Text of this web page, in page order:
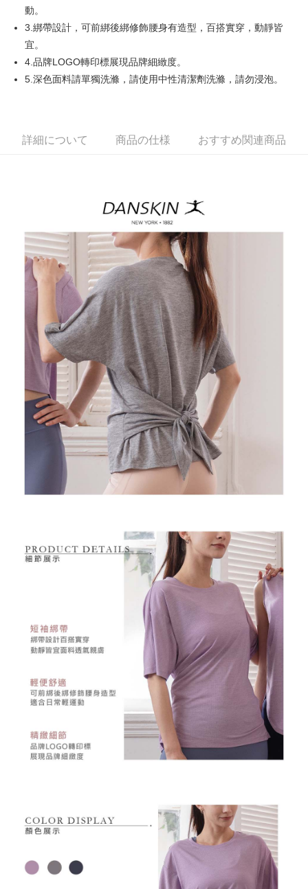
説明
一、 AFTEE代金後払いについて
1.お支払い方法でAFTEE代金後払いを選択すると、携帯電話認証ウィンド
ウが表示されます。
2.SMSで認証してお支払い手続を進めてください。
す。
はアプリの通知に従って、4大コンビニ、またはATM/オンラインバンキン
グでお支払いください。
お支払期限は、ショップが請求した期日と、AFTEEで延長できる日数をも
とに計算されます。AFTEEで注文すると、商品を受け取るまで支払い期限
を延長できますが、商品を期限内に受け取れない場合があります（例：予
約商品や商品到着日が比較的遅い商品）。そのため、商品到着の有無に関
わらず、AFTEEで指定された期限内にお支払いください。
二、支払い限度額
1.初回 AFTEEを ご利用の際に、認証結果及び当社の審査の結果に基づ
き、限度額が設定されます。
2.決済金額は最低NT$20です。
3.現在、台湾の会員のみご利用いただけます。
三、利用規約「AFTEE代金後払い」（以下当サービスという）はネットプ
ロテクションズ（以下 AFTEE という）が提供し、AFTEEが代金を徴収し
ます。当サービスご利用の際に提供しなければならない個人情報（注文者
の氏名、電話番号、受取人の氏名、電話番号、受取人住所を含むがこれに
限らない）は、AFTEEに渡され当サービスで必要な範囲内で利用されま
す。AFTEEの個人情報の収集、処理、利用について、詳細はAFTEE公式ホ
ームページの『個人情報の収集、処理及び利用に関する声明』をご参照く
https://aftee.tw/privacypolicy/）。
AFTEEの初回ご利用の際に、審査を通過すれば、最高額がNT$10,000にな
ります。支払い期限を過ぎた場合、その金額に基づいて年利20%の遅延滞
個人情報の処理、利用について疑問がある、または関連する法律の権利を
行使したい場合は、ネットプロテクションズ
cs_tw@netprotections.co.jp
にご連絡ください。上記に示した個人情報を、必要な購入注文書とあわせ
てAFTEEにご提供いただく、またはAFTEEにあなたの個人情報の収集、処
理、利用を許可することににご同意いただけない場合は、当サービスを選
ATM払い
配送方法
全家取貨付款
送料無料
7-11取貨付款
送料無料
付款後7-11取貨
送料無料
送料無料
離島宅配
送料無料
動。
3.綁帶設計，可前綁後綁修飾腰身有造型，百搭實穿，動靜皆
宜。
4.品牌LOGO轉印標展現品牌細緻度。
5.深色面料請單獨洗滌，請使用中性清潔劑洗滌，請勿浸泡。
詳細について 商品の仕様 おすすめ関連商品